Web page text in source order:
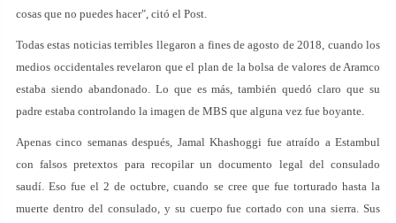
cosas que no puedes hacer", citó el Post.
Todas estas noticias terribles llegaron a fines de agosto de 2018, cuando los
medios occidentales revelaron que el plan de la bolsa de valores de Aramco
estaba siendo abandonado. Lo que es más, también quedó claro que su
padre estaba controlando la imagen de MBS que alguna vez fue boyante.
Apenas cinco semanas después, Jamal Khashoggi fue atraído a Estambul
con falsos pretextos para recopilar un documento legal del consulado
saudí. Eso fue el 2 de octubre, cuando se cree que fue torturado hasta la
muerte dentro del consulado, y su cuerpo fue cortado con una sierra. Sus